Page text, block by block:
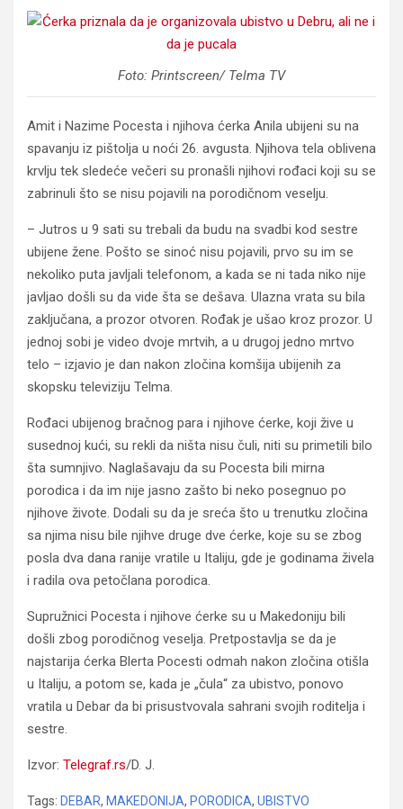
Foto: Printscreen/ Telma TV
Amit i Nazime Pocesta i njihova ćerka Anila ubijeni su na
spavanju iz pištolja u noći 26. avgusta. Njihova tela oblivena
krvlju tek sledeće večeri su pronašli njihovi rođaci koji su se
zabrinuli što se nisu pojavili na porodičnom veselju.
– Jutros u 9 sati su trebali da budu na svadbi kod sestre
ubijene žene. Pošto se sinoć nisu pojavili, prvo su im se
nekoliko puta javljali telefonom, a kada se ni tada niko nije
javljao došli su da vide šta se dešava. Ulazna vrata su bila
zaključana, a prozor otvoren. Rođak je ušao kroz prozor. U
jednoj sobi je video dvoje mrtvih, a u drugoj jedno mrtvo
telo – izjavio je dan nakon zločina komšija ubijenih za
skopsku televiziju Telma.
Rođaci ubijenog bračnog para i njihove ćerke, koji žive u
susednoj kući, su rekli da ništa nisu čuli, niti su primetili bilo
šta sumnjivo. Naglašavaju da su Pocesta bili mirna
porodica i da im nije jasno zašto bi neko posegnuo po
njihove živote. Dodali su da je sreća što u trenutku zločina
sa njima nisu bile njihve druge dve ćerke, koje su se zbog
posla dva dana ranije vratile u Italiju, gde je godinama živela
i radila ova petočlana porodica.
Supružnici Pocesta i njihove ćerke su u Makedoniju bili
došli zbog porodičnog veselja. Pretpostavlja se da je
najstarija ćerka Blerta Pocesti odmah nakon zločina otišla
u Italiju, a potom se, kada je „čula“ za ubistvo, ponovo
vratila u Debar da bi prisustvovala sahrani svojih roditelja i
sestre.
Izvor: Telegraf.rs/D. J.
Tags: DEBAR, MAKEDONIJA, PORODICA, UBISTVO